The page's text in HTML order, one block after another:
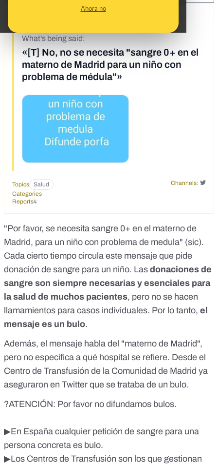
Ahora no
What's being said:
«[T] No, no se necesita "sangre 0+ en el
materno de Madrid para un niño con
problema de médula"»
Topics Salud
Channels:
Categories
Reports4
"Por favor, se necesita sangre 0+ en el materno de
Madrid, para un niño con problema de medula" (sic).
Cada cierto tiempo circula este mensaje que pide
donación de sangre para un niño. Las donaciones de
sangre son siempre necesarias y esenciales para
la salud de muchos pacientes, pero no se hacen
llamamientos para casos individuales. Por lo tanto, el
mensaje es un bulo.
Además, el mensaje habla del "materno de Madrid",
pero no especifica a qué hospital se refiere. Desde el
Centro de Transfusión de la Comunidad de Madrid ya
aseguraron en Twitter que se trataba de un bulo.
?ATENCIÓN: Por favor no difundamos bulos.
▶En España cualquier petición de sangre para una
persona concreta es bulo.
▶Los Centros de Transfusión son los que gestionan